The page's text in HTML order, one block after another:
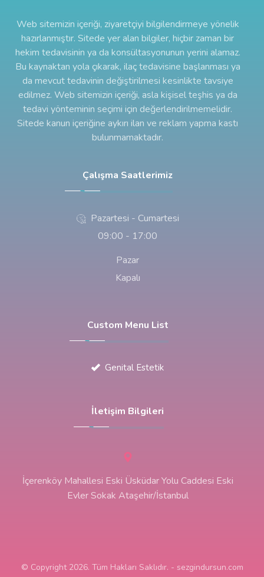
Web sitemizin içeriği, ziyaretçiyi bilgilendirmeye yönelik
hazırlanmıştır. Sitede yer alan bilgiler, hiçbir zaman bir
hekim tedavisinin ya da konsültasyonunun yerini alamaz.
Bu kaynaktan yola çıkarak, ilaç tedavisine başlanması ya
da mevcut tedavinin değiştirilmesi kesinlikte tavsiye
edilmez. Web sitemizin içeriği, asla kişisel teşhis ya da
tedavi yönteminin seçimi için değerlendirilmemelidir.
Sitede kanun içeriğine aykırı ilan ve reklam yapma kastı
bulunmamaktadır.
Çalışma Saatlerimiz
Pazartesi - Cumartesi
09:00 - 17:00
Pazar
Kapalı
Custom Menu List
Genital Estetik
İletişim Bilgileri
İçerenköy Mahallesi Eski Üsküdar Yolu Caddesi Eski
Evler Sokak Ataşehir/İstanbul
© Copyright 2026. Tüm Hakları Saklıdır. - sezgindursun.com